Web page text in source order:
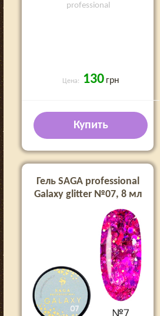
professional
Цена: 130 грн
Купить
Гель SAGA professional
Galaxy glitter №07, 8 мл